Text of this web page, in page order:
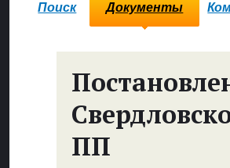
Поиск Документы
ПП